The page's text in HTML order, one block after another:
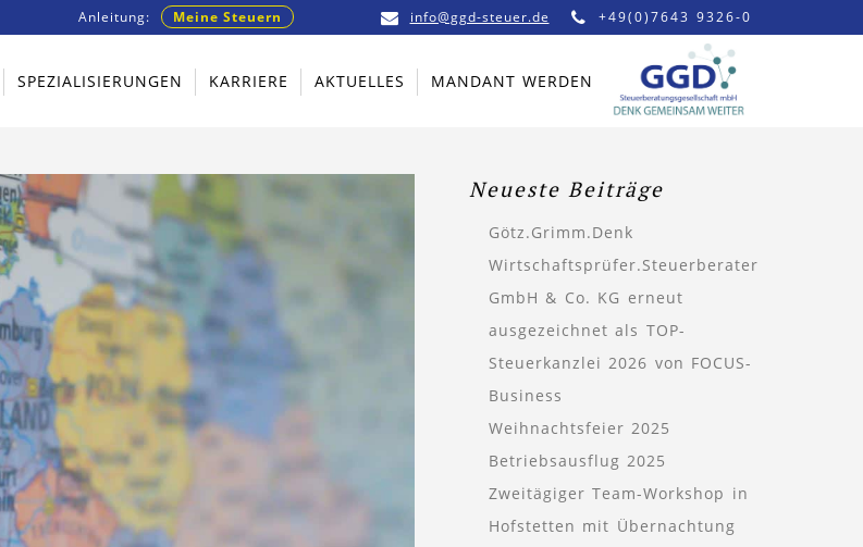
Anleitung: Meine Steuern info@ggd-steuer.de +49(0)7643 9326-0
SPEZIALISIERUNGEN KARRIERE AKTUELLES MANDANT WERDEN
Neueste Beiträge
Götz.Grimm.Denk
Wirtschaftsprüfer.Steuerberater
GmbH & Co. KG erneut
ausgezeichnet als TOP-
Steuerkanzlei 2026 von FOCUS-
Business
Weihnachtsfeier 2025
Betriebsausflug 2025
Zweitägiger Team-Workshop in
Hofstetten mit Übernachtung